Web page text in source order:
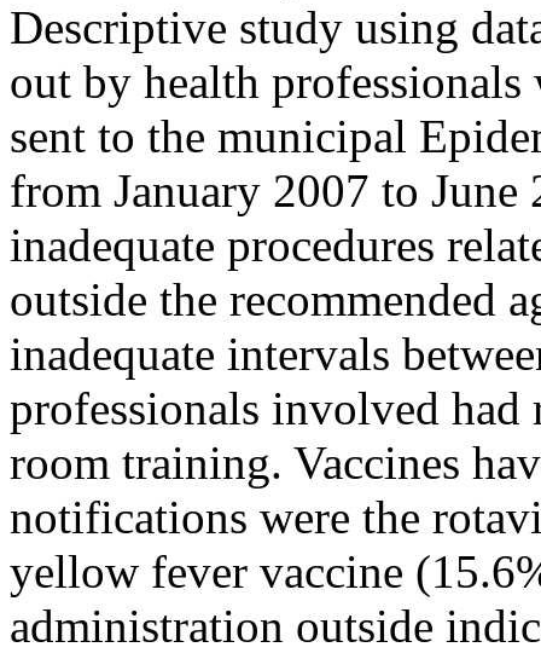
Descriptive study using
out by health
sent to the municipal
from January 2007 to
inadequate procedures
outside the recommended
inadequate intervals
professionals involved had
room training. Vaccines
notifications were the
yellow fever vaccine
administration outside